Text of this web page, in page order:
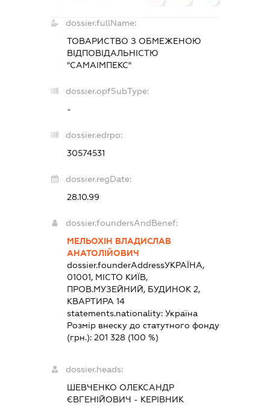
dossier.fullName:
ТОВАРИСТВО З ОБМЕЖЕНОЮ
ВІДПОВІДАЛЬНІСТЮ
"САМАІМПЕКС"
dossier.opfSubType:
-
dossier.edrpo:
30574531
dossier.regDate:
28.10.99
dossier.foundersAndBenef:
МЕЛЬОХІН ВЛАДИСЛАВ
АНАТОЛІЙОВИЧ
dossier.founderAddressУКРАЇНА,
01001, МІСТО КИЇВ,
ПРОВ.МУЗЕЙНИЙ, БУДИНОК 2,
КВАРТИРА 14
statements.nationality:Україна
Розмір внеску до статутного фонду
(грн.):201 328 (100 %)
dossier.heads:
ШЕВЧЕНКО ОЛЕКСАНДР
ЄВГЕНІЙОВИЧ - КЕРІВНИК